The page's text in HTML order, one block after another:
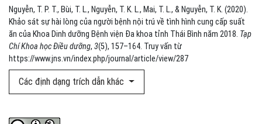
Nguyễn, T. P. T., Bùi, T. L., Nguyễn, T. K. L., Mai, T. L., & Nguyễn, T. K. (2020).
Khảo sát sự hài lòng của người bệnh nội trú về tình hình cung cấp suất
ăn của Khoa Dinh dưỡng Bệnh viện Đa khoa tỉnh Thái Bình năm 2018. Tạp
Chí Khoa học Điều dưỡng, 3(5), 157–164. Truy vấn từ
https://www.jns.vn/index.php/journal/article/view/287
Các định dạng trích dẫn khác